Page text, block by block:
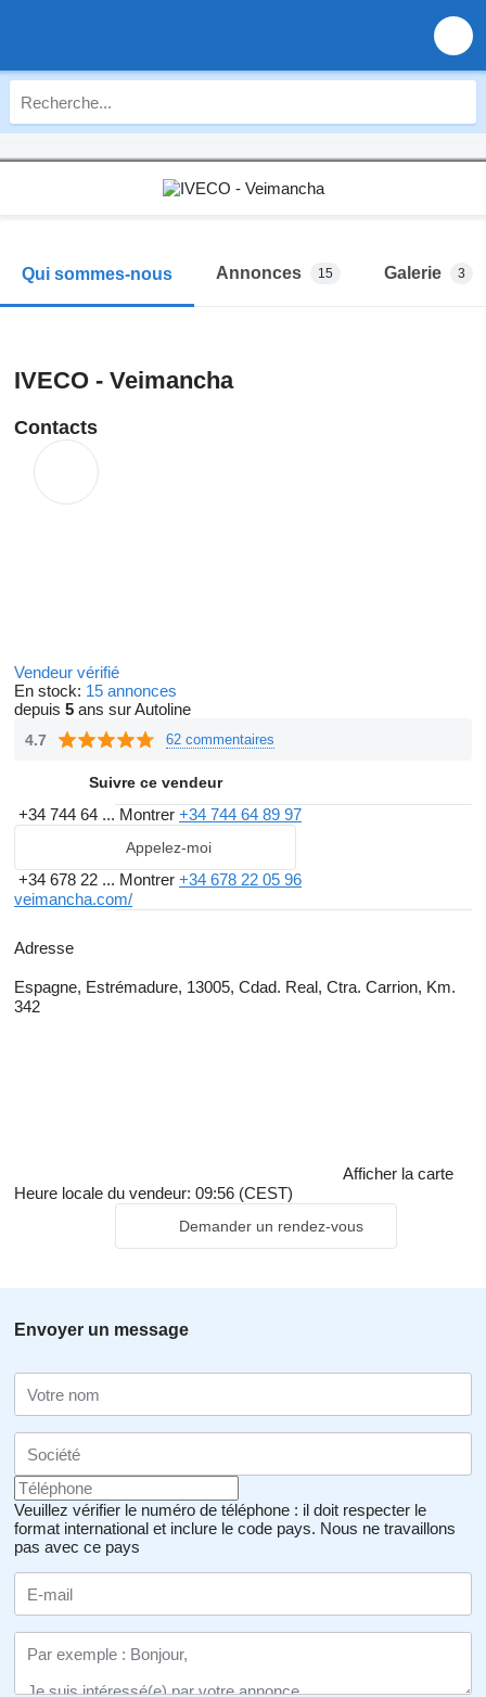
Qui sommes-nous Annonces 15 Galerie 3
IVECO - Veimancha
Contacts
Vendeur vérifié
En stock: 15 annonces
depuis 5 ans sur Autoline
4.7 62 commentaires
Suivre ce vendeur
+34 744 64 ... Montrer +34 744 64 89 97
Appelez-moi
+34 678 22 ... Montrer +34 678 22 05 96
veimancha.com/
Adresse
Espagne, Estrémadure, 13005, Cdad. Real, Ctra. Carrion, Km.
342
Afficher la carte
Heure locale du vendeur: 09:56 (CEST)
Demander un rendez-vous
Envoyer un message
Veuillez vérifier le numéro de téléphone : il doit respecter le
format international et inclure le code pays. Nous ne travaillons
pas avec ce pays